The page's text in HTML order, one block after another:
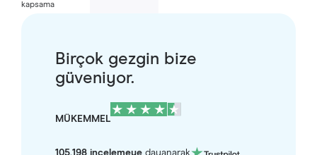
kapsama
Birçok gezgin bize
güveniyor.
MÜKEMMEL
105.198 incelemeyedayanarak